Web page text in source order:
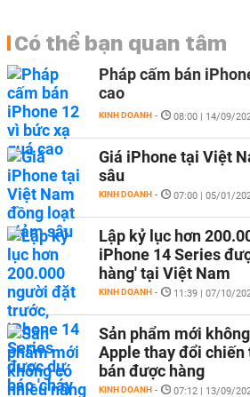
Có thể bạn quan tâm
Pháp cấm bán
cao
KINH DOANH - 08:00 | 14/09/
Giá iPhone tại Việt
sâu
KINH DOANH - 07:00 | 05/01/
Lập kỷ lục hơn
iPhone 14 Series
hàng' tại Việt Nam
KINH DOANH - 11:39 | 07/10/
Sản phẩm mới
Apple thay đổi
bán được hàng
KINH DOANH - 07:12 | 13/09/